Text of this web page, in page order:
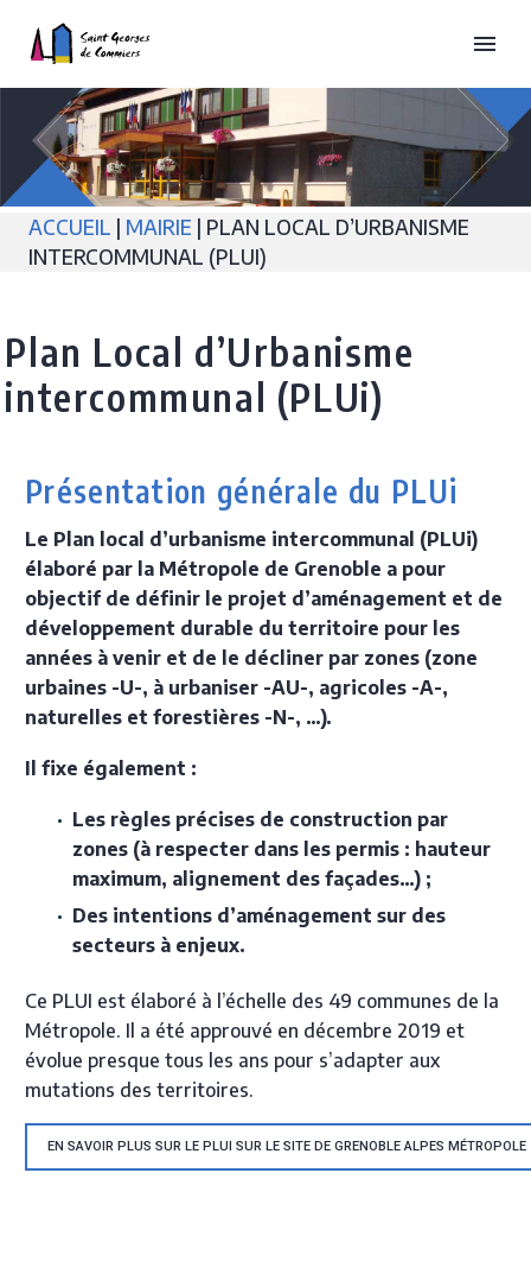
ACCUEIL | MAIRIE | PLAN LOCAL D’URBANISME
INTERCOMMUNAL (PLUI)
Plan Local d’Urbanisme
intercommunal (PLUi)
Présentation générale du PLUi
Le Plan local d’urbanisme intercommunal (PLUi)
élaboré par la Métropole de Grenoble a pour
objectif de définir le projet d’aménagement et de
développement durable du territoire pour les
années à venir et de le décliner par zones (zone
urbaines -U-, à urbaniser -AU-, agricoles -A-,
naturelles et forestières -N-, …).
Il fixe également :
Les règles précises de construction par
zones (à respecter dans les permis : hauteur
maximum, alignement des façades…) ;
Des intentions d’aménagement sur des
secteurs à enjeux.
Ce PLUI est élaboré à l’échelle des 49 communes de la
Métropole. Il a été approuvé en décembre 2019 et
évolue presque tous les ans pour s’adapter aux
mutations des territoires.
EN SAVOIR PLUS SUR LE PLUI SUR LE SITE DE GRENOBLE ALPES MÉTROPOLE